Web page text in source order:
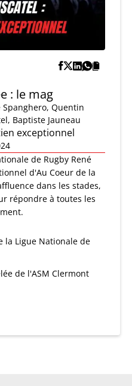
: le mag
Spanghero, Quentin
Baptiste Jauneau
exceptionnel
de Rugby René
d'Au Coeur de la
dans les stades,
répondre à toutes les
la Ligue Nationale de
de l'ASM Clermont